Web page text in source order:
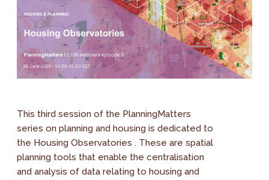
This third session of the PlanningMatters
series on planning and housing is dedicated to
the Housing Observatories . These are spatial
planning tools that enable the centralisation
and analysis of data relating to housing and